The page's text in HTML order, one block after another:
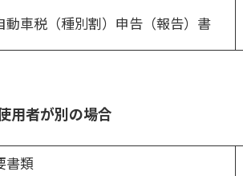
動車税（種別割）申告（報告）書
用者が別の場合
書類